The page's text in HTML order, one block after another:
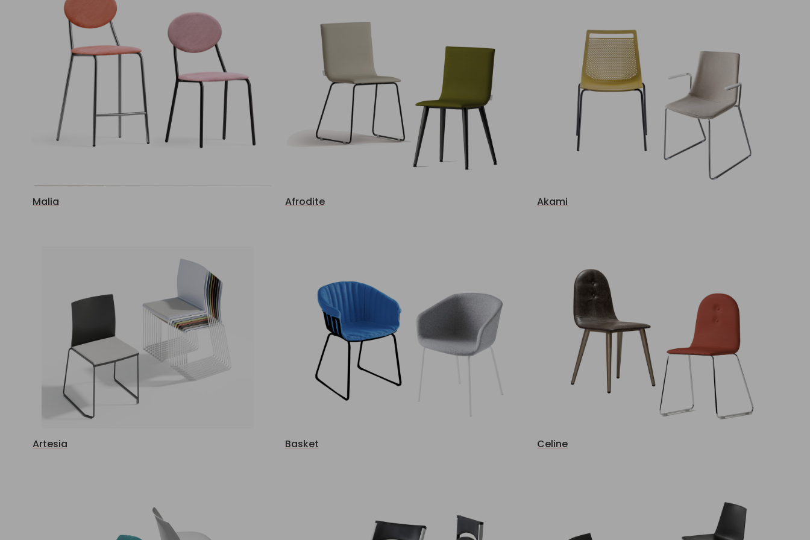
Malia Afrodite Akami
Artesia Basket Celine